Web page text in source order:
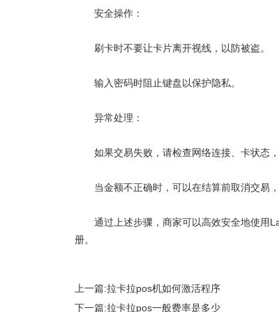
安全操作：
刷卡时不要让卡片离开视线，以防被盗。
输入密码时阻止键盘以保护隐私。
异常处理：
如果交易失败，请检查网络连接、卡状态，
当金额不正确时，可以在结算前取消交易，
通过上述步骤，商家可以高效安全地使用
册。
上一篇:拉卡拉pos机如何激活程序
下一篇:拉卡拉pos一般费率是多少